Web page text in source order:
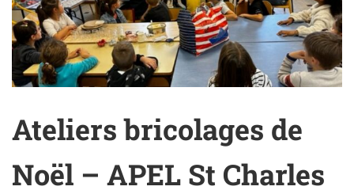
Ateliers bricolages de
Noël – APEL St Charles